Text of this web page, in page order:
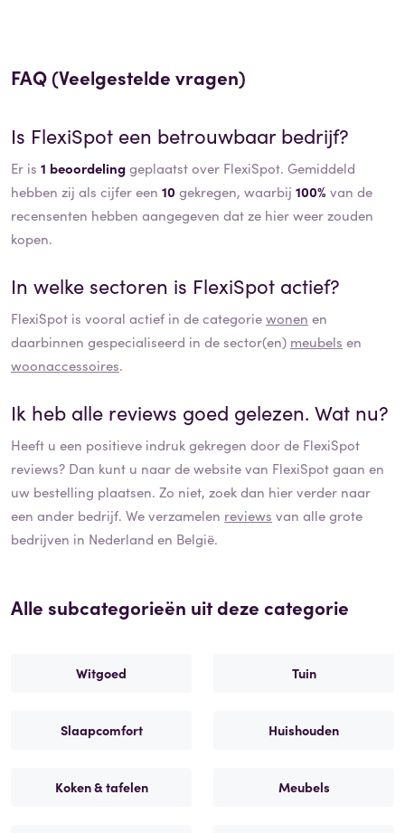
FAQ (Veelgestelde vragen)
Is FlexiSpot een betrouwbaar bedrijf?
Er is 1 beoordelinggeplaatst over FlexiSpot. Gemiddeld
hebben zij als cijfer een 10 gekregen, waarbij 100% van de
recensenten hebben aangegeven dat ze hier weer zouden
kopen.
In welke sectoren is FlexiSpot actief?
FlexiSpot is vooral actief in de categoriewonen en
daarbinnen gespecialiseerd in de sector(en) meubels en
woonaccessoires.
Ik heb alle reviews goed gelezen. Wat nu?
Heeft u een positieve indruk gekregen door de FlexiSpot
reviews? Dan kunt u naar de website van FlexiSpotgaan en
uw bestelling plaatsen. Zo niet, zoek dan hier verder naar
een ander bedrijf. We verzamelen reviews van alle grote
bedrijven in Nederland en België.
Alle subcategorieën uit deze categorie
Witgoed Tuin
Slaapcomfort Huishouden
Koken & tafelen Meubels